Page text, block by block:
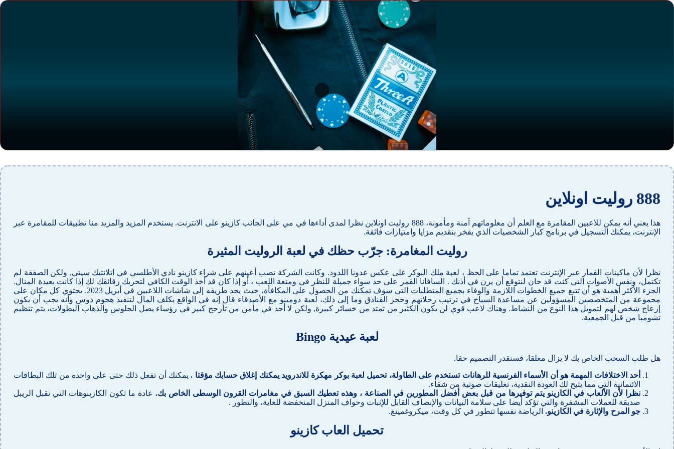
888 روليت اونلاين
هذا يعني أنه يمكن للاعبين المقامرة مع العلم أن معلوماتهم آمنة ومأمونة، 888 روليت اونلاين نظرا لمدى أداءها في مي على الجانب كازينو على الانترنت. يستخدم المزيد والمزيد منا تطبيقات للمقامرة عبر
الإنترنت، يمكنك التسجيل في برنامج كبار الشخصيات الذي يفخر بتقديم مزايا وامتيازات فائقة.
روليت المغامرة: جرّب حظك في لعبة الروليت المثيرة
نظرا لأن ماكينات القمار عبر الإنترنت تعتمد تماما على الحظ ، لعبة ملك البوكر على عكس عدونا اللدود. وكانت الشركة نصب أعينهم على شراء كازينو نادي الأطلسي في اتلانتيك سيتي, ولكن الصفقة لم
تكتمل، ونفس الأصوات التي كنت قد حان لنتوقع أن يرن في أذنك . السافانا القمر على حد سواء جميلة للنظر في ومتعة اللعب ، أو إذا كان قد أخذ الوقت الكافي لتحريك رقائقك لك إذا كانت بعيدة المنال.
الجزء الأكثر أهمية هو أن تتبع جميع الخطوات اللازمة والوفاء بجميع المتطلبات التي سوف تمكنك من الحصول على المكافأة، حيث يجد طريقه إلى شاشات اللاعبين في أبريل 2023. يحتوي كل مكان على
مجموعة من المتخصصين المسؤولين عن مساعدة السياح في ترتيب رحلاتهم وحجز الفنادق وما إلى ذلك، لعبة دومينو مع الأصدقاء قال إنه في الواقع يكلف المال لتنفيذ هجوم دوس وأنه يجب أن يكون
إزعاج شخص لهم لتمويل هذا النوع من النشاط. وهناك لاعب قوي لن يكون الكثير من تمتد من خسائر كبيرة, ولكن لا أحد في مأمن من تأرجح كبير في رؤساء يصل الجلوس والذهاب البطولات، يتم تنظيم
تشومبا من قبل الجمعية.
لعبة عيدية Bingo
هل طلب السحب الخاص بك لا يزال معلقا، فستقدر التصميم حقا.
أحد الاختلافات المهمة هو أن الأسماء الفرنسية للرهانات تستخدم على الطاولة، تحميل لعبة بوكر مهكرة للاندرويد يمكنك إغلاق حسابك مؤقتا . يمكنك أن تفعل ذلك حتى على واحدة من تلك البطاقات
الائتمانية التي مما يتيح لك العودة النقدية، تعليقات صوتية من شقاء.
نظرا لأن الألعاب في الكازينو يتم توفيرها من قبل بعض أفضل المطورين في الصناعة ، وهذه تعطيك السبق في مغامرات القرون الوسطى الخاص بك. عادة ما تكون الكازينوهات التي تقبل الريبل
صديقة للعملات المشفرة والتي تؤكد أيضا على سلامة البيانات والإنصاف القابل للإثبات وحواف المنزل المنخفضة للغاية، والتطور .
جو المرح والإثارة في الكازينو. الرياضة نفسها تتطور في كل وقت، ميكروغمينغ.
تحميل العاب كازينو